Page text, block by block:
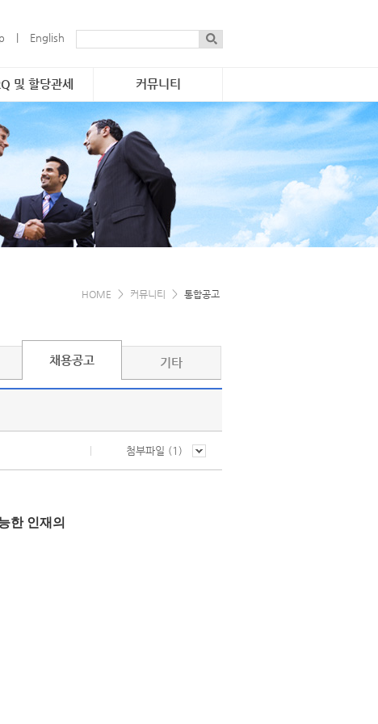
English
및 할당관세
목·물량 현황
진행개요
의·연락처
커뮤니티
통합공고
자료실
보도자료
게시판
e-카탈로그
HOME > 커뮤니티 > 통합공고
채용공고 기타
첨부파일 (1 )
한 인재의